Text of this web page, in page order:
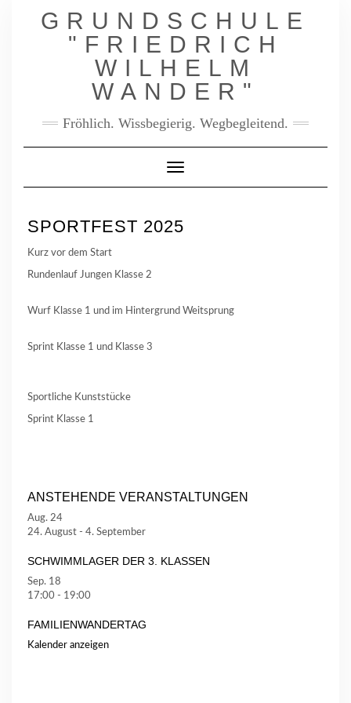
GRUNDSCHULE
"FRIEDRICH
WILHELM
WANDER"
Fröhlich. Wissbegierig. Wegbegleitend.
Toggle Navigation
SPORTFEST 2025
Kurz vor dem Start
Rundenlauf Jungen Klasse 2
Wurf Klasse 1 und im Hintergrund Weitsprung
Sprint Klasse 1 und Klasse 3
Sportliche Kunststücke
Sprint Klasse 1
ANSTEHENDE VERANSTALTUNGEN
Aug. 24
24. August - 4. September
SCHWIMMLAGER DER 3. KLASSEN
Sep. 18
17:00 - 19:00
FAMILIENWANDERTAG
Kalender anzeigen